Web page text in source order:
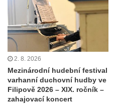
2. 8. 2026
Mezinárodní hudební festival
varhanní duchovní hudby ve
Filipově 2026 – XIX. ročník –
zahajovací koncert